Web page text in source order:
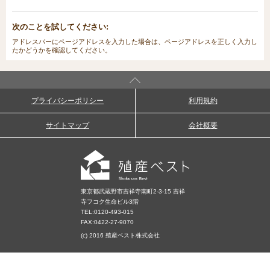
次のことを試してください:
アドレスバーにページアドレスを入力した場合は、ページアドレスを正しく入力し
たかどうかを確認してください。
プライバシーポリシー 利用規約
サイトマップ 会社概要
東京都武蔵野市吉祥寺南町2-3-15 吉祥
寺フコク生命ビル3階
TEL:0120-493-015
FAX:0422-27-9070
(c) 2016 殖産ベスト株式会社